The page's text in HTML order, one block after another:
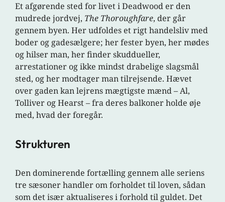
Et afgørende sted for livet i Deadwood er den
mudrede jordvej, The Thoroughfare, der går
gennem byen. Her udfoldes et rigt handelsliv med
boder og gadesælgere; her fester byen, her mødes
og hilser man, her finder skuddueller,
arrestationer og ikke mindst drabelige slagsmål
sted, og her modtager man tilrejsende. Hævet
over gaden kan lejrens mægtigste mænd – Al,
Tolliver og Hearst – fra deres balkoner holde øje
med, hvad der foregår.
Strukturen
Den dominerende fortælling gennem alle seriens
tre sæsoner handler om forholdet til loven, sådan
som det især aktualiseres i forhold til guldet. Det